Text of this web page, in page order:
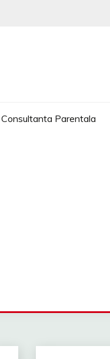
Consultanta Parentala